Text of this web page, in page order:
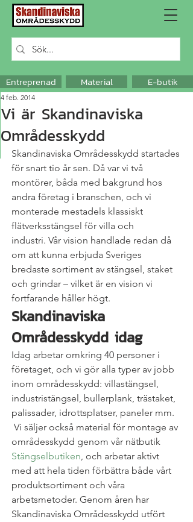
Entreprenad Material E-butik
Vi är Skandinaviska
Områdesskydd
4 feb. 2014
Skandinaviska Områdesskydd startades
för snart tio år sen. Då var vi två
montörer, båda med bakgrund hos
andra företag i branschen, och vi
monterade mestadels klassiskt
flätverksstängsel för villa och
industri. Vår vision handlade redan då
om att kunna erbjuda Sveriges
bredaste sortiment av stängsel, staket
och grindar – vilket är en vision vi
fortfarande håller högt.
Skandinaviska
Områdesskydd idag
Idag arbetar omkring 40 personer i
företaget, och vi gör alla typer av jobb
inom områdesskydd: villastängsel,
industristängsel, bullerplank, trästaket,
palissader, idrottsplatser, paneler mm.
Vi säljer också material för montage av
områdesskydd genom vår nätbutik
Stängselbutiken, och arbetar aktivt
med att hela tiden förbättra både vårt
produktsortiment och våra
arbetsmetoder. Genom åren har
Skandinaviska Områdesskydd utfört